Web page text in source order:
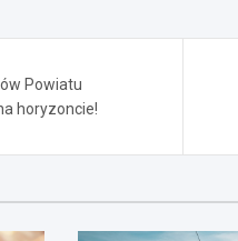
Powiatu
horyzoncie!